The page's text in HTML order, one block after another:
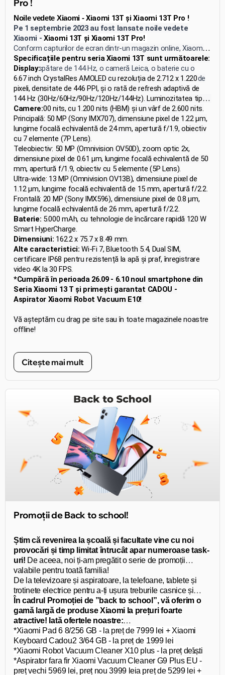
Pro !
Noile vedete Xiaomi -Xiaomi 13T și Xiaomi 13T Pro !
Pe 1 septembrie 2023 au fost lansate noile vedete
Xiaomi -Xiaomi 13T și Xiaomi 13T Pro!
Conform capturilor de ecran dintr-un magazin online, Xiaomi
13T se bucură de un ecran AMOLED cu o rată de
reîmprospătare de 144 Hz, o cameră Leica, o baterie cu o
capacitate de 5000 mAh și suport pentru încărcare rapidă de
67W. Xiaomi 13T Pro oferă, de asemenea, suport pentru
încărcare rapidă de 120W. Ambele smartphone-uri rulează pe
platforma MIUI 14 și sunt livrate cu încărcătoare incluse.
Specificațiile pentru seria Xiaomi 13T sunt următoarele:
Display:
6.67 inch CrystalRes AMOLED cu rezoluția de 2.712 x 1.220
pixeli, densitate de 446 PPI, și o rată de refresh adaptivă de
144 Hz (30Hz/60Hz/90Hz/120Hz/144Hz). Luminozitatea tipică
este de 500 nits, cu 1.200 nits (HBM) și un vârf de 2.600 nits.
Acesta acoperă 100% din gama de culori DCI-P3 și are o
adâncime de culoare de 10 biți.
Camere:
Principală: 50 MP (Sony IMX707), dimensiune pixel de 1.22 μm,
lungime focală echivalentă de 24 mm, apertură f/1.9, obiectiv
cu 7 elemente (7P Lens).
Teleobiectiv: 50 MP (Omnivision OV50D), zoom optic 2x,
dimensiune pixel de 0.61 μm, lungime focală echivalentă de 50
mm, apertură f/1.9, obiectiv cu 5 elemente (5P Lens).
Ultra-wide: 13 MP (Omnivision OV13B), dimensiune pixel de
1.12 μm, lungime focală echivalentă de 15 mm, apertură f/2.2.
Frontală: 20 MP (Sony IMX596), dimensiune pixel de 0.8 μm,
lungime focală echivalentă de 26 mm, apertură f/2.2.
Baterie: 5.000 mAh, cu tehnologie de încărcare rapidă 120 W
Smart HyperCharge.
Dimensiuni: 162.2 x 75.7 x 8.49 mm.
Alte caracteristici: Wi-Fi 7, Bluetooth 5.4, Dual SIM,
certificare IP68 pentru rezistență la apă și praf, înregistrare
video 4K la 30 FPS.
*Cumpără în perioada 26.09 - 6.10 noul smartphone din
Seria Xiaomi 13 T și primești garantat CADOU -
Aspirator Xiaomi Robot Vacuum E10!
Vă așteptăm cu drag pe site sau în toate magazinele noastre
offline!
Citește mai mult
Promoții de Back to school!
Știm că revenirea la școală și facultate vine cu noi
provocări și timp limitat întrucât apar numeroase task-
uri! De aceea, noi ți-am pregătit o serie de promoții
valabile pentru toată familia!
De la televizoare și aspiratoare, la telefoane, tablete și
trotinete electrice pentru a-ți ușura treburile casnice și
toate activitățile școlare și extrașcolare!
În cadrul Promoției de ”back to school”, vă oferim o
gamă largă de produse Xiaomi la prețuri foarte
atractive! Iată ofertele noastre:
*Xiaomi Redmi A2 3/64 GB - la preț de 1999 lei
*Xiaomi Redmi 12 4/128 GB- la preț de 3499 lei + Căști
Cadou
*Xiaomi Redmi Note 12 8/256 GB - la preț de 5299 lei +
*Xiaomi Pad 6 8/256 GB - la preț de 7999 lei + Xiaomi
Keyboard Cadou
*Xiaomi Robot Vacuum Cleaner X10 plus - la preț de
17999 lei +Xiaomi Vacuum Cleaner G9 PlusCadou
*Aspirator fara fir Xiaomi Vacuum Cleaner G9 Plus EU -
preț vechi 5969 lei, preț nou 3999 lei